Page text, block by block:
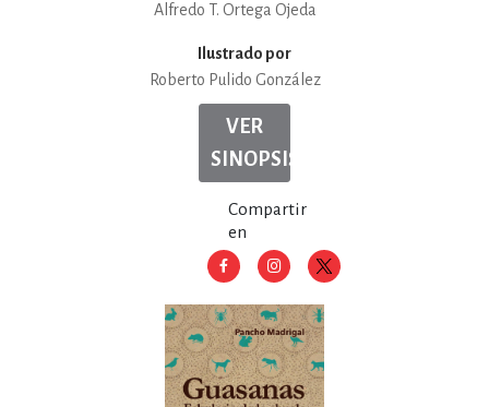
Alfredo T. Ortega Ojeda
Ilustrado por
Roberto Pulido González
VER
SINOPSIS
Compartir
en